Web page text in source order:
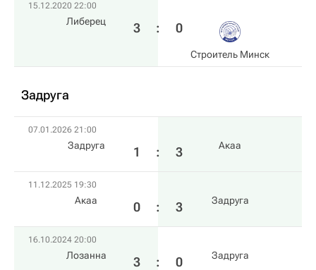
15.12.2020 22:00
Либерец 3 : 0
Строитель Минск
Задруга
07.01.2026 21:00
Задруга 1 : 3 Акаа
11.12.2025 19:30
Акаа 0 : 3 Задруга
16.10.2024 20:00
Лозанна 3 : 0 Задруга